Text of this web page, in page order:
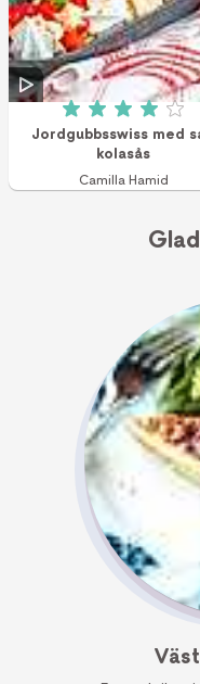
Betyg: 4
Jordgubbsswiss med
kolasås
Camilla Hamid